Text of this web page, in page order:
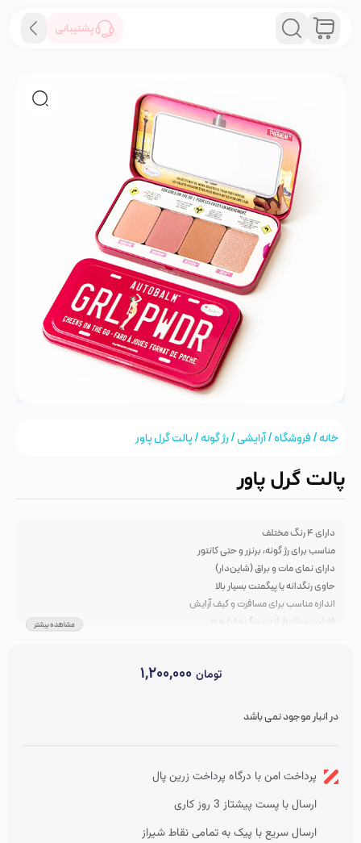
پشتیبانی
خانه/فروشگاه/آرایشی/رژ گونه/ پالت گرل پاور
پالت گرل پاور
دارای ۴ رنگ مختلف
مناسب برای رژ گونه، برنزر و حتی کانتور
دارای نمای مات و براق (شاین‌دار)
حاوی رنگدانه یا پیگمنت بسیار بالا
اندازه مناسب برای مسافرت و کیف آرایش
قابلیت مخلوط کردن رنگ‌ها با هم
ساخت آمریکا
مشاهده بیشتر
تومان ۱,۲۰۰,۰۰۰
در انبار موجود نمی باشد
پرداخت امن با درگاه پرداخت زرین پال
ارسال با پست پیشتاز 3 روز کاری
ارسال سریع با پیک به تمامی نقاط شیراز